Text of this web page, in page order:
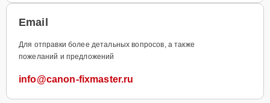
Email
Для отправки более детальных вопросов, а также
пожеланий и предложений
info@canon-fixmaster.ru